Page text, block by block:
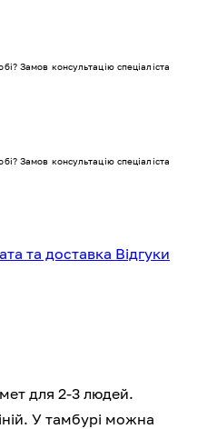
Замов консультацію спеціаліста
Замов консультацію спеціаліста
та доставка Відгуки
для 2-3 людей.
У тамбурі можна